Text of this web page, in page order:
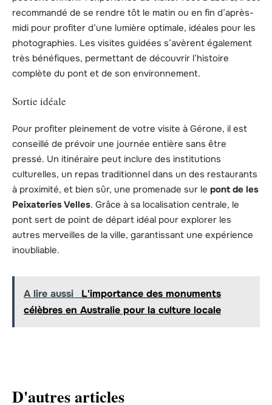
recommandé de se rendre tôt le matin ou en fin d’après-
midi pour profiter d’une lumière optimale, idéales pour les
photographies. Les visites guidées s’avèrent également
très bénéfiques, permettant de découvrir l’histoire
complète du pont et de son environnement.
Sortie idéale
Pour profiter pleinement de votre visite à Gérone, il est
conseillé de prévoir une journée entière sans être
pressé. Un itinéraire peut inclure des institutions
culturelles, un repas traditionnel dans un des restaurants
à proximité, et bien sûr, une promenade sur le pont de les
Peixateries Velles. Grâce à sa localisation centrale, le
pont sert de point de départ idéal pour explorer les
autres merveilles de la ville, garantissant une expérience
inoubliable.
A lire aussi
L'importance des monuments
célèbres en Australie pour la culture locale
D'autres articles